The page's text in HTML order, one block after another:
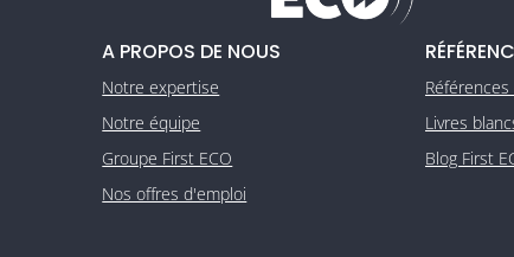
A PROPOS DE NOUS
Notre expertise
Notre équipe
Groupe First ECO
Nos offres d'emploi
Livres
Blog First